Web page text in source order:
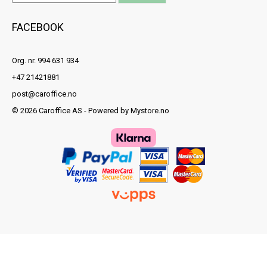
FACEBOOK
Org. nr. 994 631 934
+47 21421881
post@caroffice.no
© 2026 Caroffice AS - Powered by Mystore.no